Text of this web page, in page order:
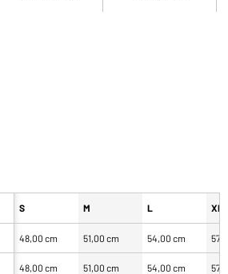
S M L XL
48,00 cm 51,00 cm 54,00 cm
48,00 cm 51,00 cm 54,00 cm